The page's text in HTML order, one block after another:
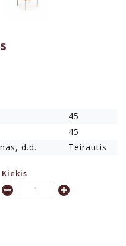
45
45
d.d.
Teirautis
Kiekis